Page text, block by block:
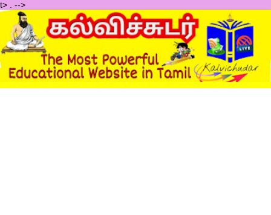
t> -->